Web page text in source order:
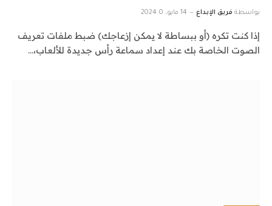
بواسطة فريق الإبداع 14 مايو، 2024 0
إذا كنت تكره (أو ببساطة لا يمكن إزعاجك) ضبط ملفات تعريف
الصوت الخاصة بك عند إعداد سماعة رأس جديدة للألعاب،…